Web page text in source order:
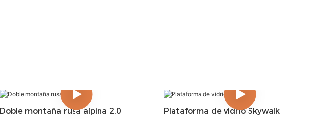
Doble montaña rusa alpina 2.0 Plataforma de vidrio Skywalk